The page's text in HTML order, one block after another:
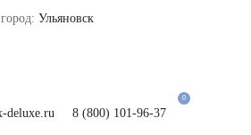
Ульяновск
0
8 (800) 101-96-37
deluxe.ru